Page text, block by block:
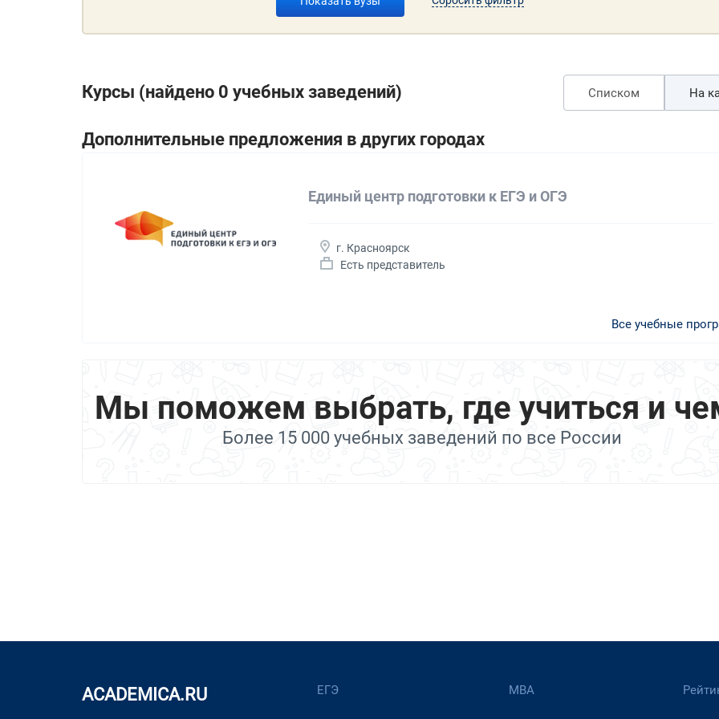
Курсы (найдено 0 учебных заведений) Списком На
Дополнительные предложения в других городах
Единый центр подготовки к ЕГЭ и ОГЭ
г. Красноярск
Есть представитель
Все учебные
Мы поможем выбрать, где учиться и
Более 15 000 учебных заведений по все России
ACADEMICA.RU ЕГЭ МВА